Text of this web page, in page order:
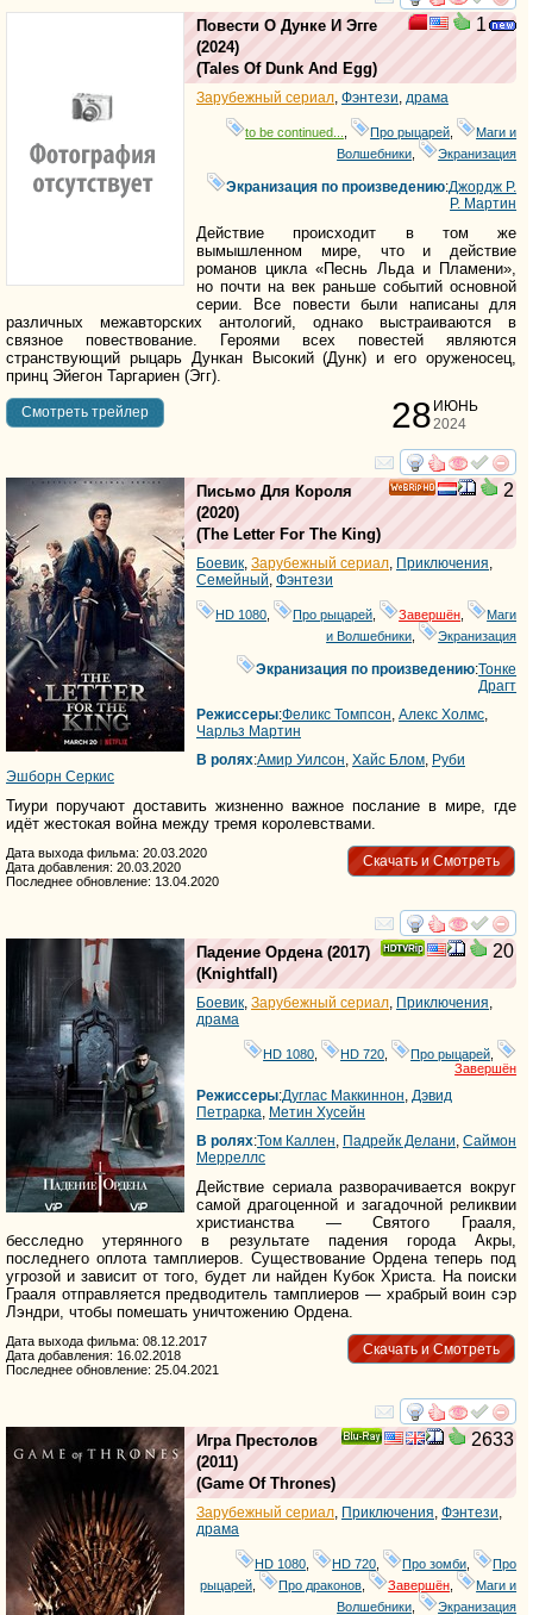
смотреть
1
Повести О Дунке И Эгге
(2024)
(Tales Of Dunk And Egg)
Зарубежный сериал Фэнтези драма
to be continued... Про рыцарей
Маги и
Волшебники
Экранизация
Экранизация по произведению:Джордж Р.
Р. Мартин
Действие происходит в том же
вымышленном мире, что и действие
романов цикла «Песнь Льда и Пламени»,
но почти на век раньше событий основной
серии. Все повести были написаны для
различных межавторских антологий, однако выстраиваются в
связное повествование. Героями всех повестей являются
странствующий рыцарь Дункан Высокий (Дунк) и его оруженосец,
принц Эйегон Таргариен (Эгг).
28 ИЮНЬ
2024
Cмотреть трейлер
смотреть
2
Письмо Для Короля
(2020)
(The Letter For The King)
Боевик, Зарубежный сериал, Приключения,
Семейный, Фэнтези
HD 1080 Про рыцарей Завершён
Маги
и Волшебники
Экранизация
Экранизация по произведению:Тонке
Драгт
Режиссеры:Феликс Томпсон, Алекс Холмс,
Чарльз Мартин
В ролях:Амир Уилсон, Хайс Блом, Руби
Эшборн Серкис
Тиури поручают доставить жизненно важное послание в мире, где
идёт жестокая война между тремя королевствами.
Скачать и Смотреть
Дата выхода фильма: 20.03.2020
Дата добавления: 20.03.2020
Последнее обновление: 13.04.2020
смотреть
20
Падение Ордена (2017)
(Knightfall )
Боевик, Зарубежный сериал, Приключения,
драма
HD 1080 HD 720 Про рыцарей
Завершён
Режиссеры:Дуглас Маккиннон, Дэвид
Петрарка, Метин Хусейн
В ролях:Том Каллен, Падрейк Делани, Саймон
Мерреллс
Действие сериала разворачивается вокруг
самой драгоценной и загадочной реликвии
христианства — Святого Грааля,
бесследно утерянного в результате падения города Акры,
последнего оплота тамплиеров. Существование Ордена теперь под
угрозой и зависит от того, будет ли найден Кубок Христа. На поиски
Грааля отправляется предводитель тамплиеров — храбрый воин сэр
Лэндри, чтобы помешать уничтожению Ордена.
Скачать и Смотреть
Дата выхода фильма: 08.12.2017
Дата добавления: 16.02.2018
Последнее обновление: 25.04.2021
смотреть
2633
Игра Престолов
(2011)
(Game Of Thrones)
Зарубежный сериал Приключения Фэнтези
драма
HD 1080 HD 720 Про зомби
Про
рыцарей
Про драконов Завершён
Маги и
Волшебники
Экранизация